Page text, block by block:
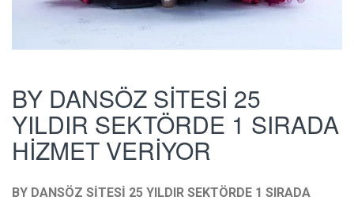
BY DANSÖZ SİTESİ 25
YILDIR SEKTÖRDE 1 SIRADA
HİZMET VERİYOR
BY DANSÖZ SİTESİ 25 YILDIR SEKTÖRDE 1 SIRADA